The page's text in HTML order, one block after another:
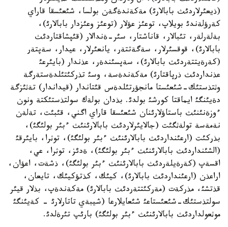
(ذيعئرلاردئث بابالارئ) مةكةندةگةن بولسا، شئعئسقا قاراي
كةرؤلةندئ بويلاپ، توعئز عؤلار (توعئز وعئزدار بابالارئ)،
بةلةرلةر، تئبالار، قاناشتار، سئر-ةندالار (قئپشاقتاردئث
بابالارئ)، قوقسئرلار، سةگةتتةر، يانعئرلار، عيدار، سةپتةر
(كةرةيتتةردئث بابالارئ)، سةپسئندةر، عذندار (بايئرعئ
عذنداردئث ذرپاقتارئ) مةكةندةسة، وسئ تذركئتئلدةستةرگة
وثتذستئك-شئعئستا مانجؤرتئلدةس قئتاندار (قيداندار) تةثئزگة
دةيئنگئ ايماقتا كورشئ بولدئ. بذدان بولةك سولتذستئكتة ونون
ءوزةنئنئث باستاؤلارئنان شئعئسقا قاراي اگني، قئبئت، تةلةن
نةمةسة تولةثگئت (جالايئرلاردئث بابالارئنئث ءبئر بولئگئ)،
بذركئت (ارعئنداردئث بابالارئنئث ءبئر بولئگئ)، توثرا، بايئرقئ
(الشئنداردئث بابالارئنئث ءبئر بولئگئ)، ةدئز، توثرا، عي،
اقسةپ (كةرةيلةردئث بابالارئنئث ءبئر بولئگئ)، ذشةت، اعؤان،
اراعذن (ارعئنداردئث بابالارئ)، كيئك، كذتؤكيئك، تايعان،
قذتشئ، مذركةت (مةركئتتةردئث بابالارئ) مةكةندةپ، بذلار قيئر
سولتذستئك-شئعئستاعئ شئعايلارعا (شيبةي تاتارلارئ - كةيئنگئ
موثعولداردئث بابالارئنئث ءبئر بولئگئ) بارئپ تئرةلدئ.